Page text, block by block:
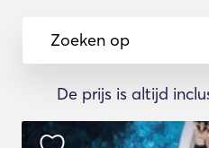
Zoeken op
De prijs is altijd